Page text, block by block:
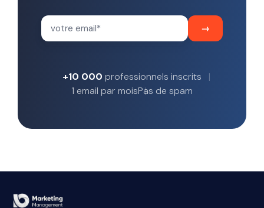
+10 000 professionnels inscrits
1 email par moisPas de spam